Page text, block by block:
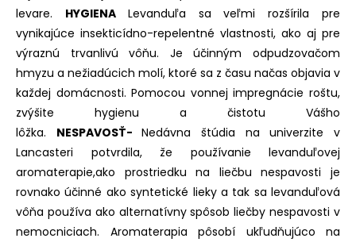
levare. HYGIENA Levanduľa sa veľmi rozšírila pre
vynikajúce insekticídno-repelentné vlastnosti, ako aj pre
výraznú trvanlivú vôňu. Je účinným odpudzovačom
hmyzu a nežiadúcich molí, ktoré sa z času načas objavia v
každej domácnosti. Pomocou vonnej impregnácie roštu,
zvýšite hygienu a čistotu Vášho
lôžka. NESPAVOSŤ-Nedávna štúdia na univerzite v
Lancasteri potvrdila, že používanie levanduľovej
aromaterapie,ako prostriedku na liečbu nespavosti je
rovnako účinné ako syntetické lieky a tak sa levanduľová
vôňa používa ako alternatívny spôsob liečby nespavosti v
nemocniciach. Aromaterapia pôsobí ukľudňujúco na